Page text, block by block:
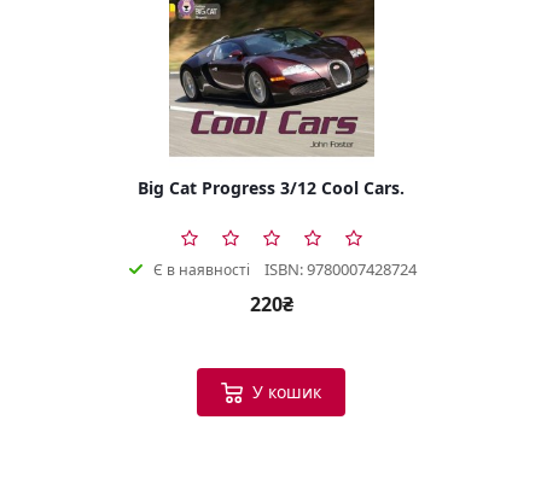
Big Cat Progress 3/12 Cool Cars.
Є в наявності ISBN: 9780007428724
220₴
У кошик